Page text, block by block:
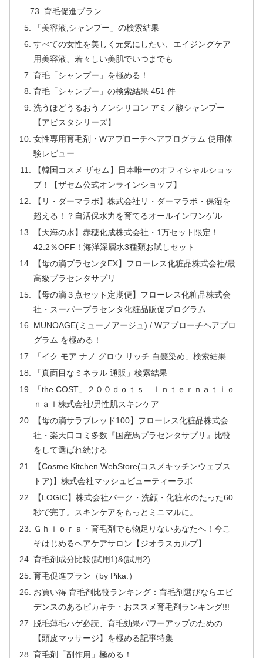
育毛促進プラン
「美容液,シャンプー」の検索結果
すべての女性を美しく元気にしたい、エイジングケア
用美容液、若々しい美肌でいつまでも
育毛「シャンプー」を極める！
育毛「シャンプー」の検索結果 451 件
洗うほどうるおうノンシリコン アミノ酸シャンプー
【アビスタシリーズ】
女性専用育毛剤・Wアプローチヘアプログラム 使用体
験レビュー
【韓国コスメ ザセム】日本唯一のオフィシャルショッ
プ！【ザセム公式オンラインショップ】
【リ・ダーマラボ】株式会社リ・ダーマラボ・保湿を
超える！？自活保水力を育てるオールインワンゲル
【天海の水】赤穂化成株式会社・1万セット限定！
42.2％OFF！海洋深層水3種類お試しセット
【母の滴プラセンタEX】フローレス化粧品株式会社/最
高級プラセンタサプリ
【母の滴３点セット定期便】フローレス化粧品株式会
社・スーパープラセンタ化粧品販促プログラム
MUNOAGE(ミューノアージュ) / Wアプローチヘアプロ
グラム を極める！
「イク モア ナノ グロウ リッチ 白髪染め」検索結果
「真面目なミネラル 通販」検索結果
「the COST」２００ｄｏｔｓ＿Ｉｎｔｅｒｎａｔｉｏ
ｎａｌ株式会社/男性肌スキンケア
【母の滴サラブレッド100】フローレス化粧品株式会
社・楽天口コミ多数『国産馬プラセンタサプリ』比較
をして選ばれ続ける
【Cosme Kitchen WebStore(コスメキッチンウェブス
トア)】株式会社マッシュビューティーラボ
【LOGIC】株式会社パーク・洗顔・化粧水のたった60
秒で完了。スキンケアをもっとミニマルに。
Ｇｈｉｏｒａ・育毛剤でも物足りないあなたへ！今こ
そはじめるヘアケアサロン【ジオラスカルプ】
育毛剤成分比較(試用1)&(試用2)
育毛促進プラン（by Pika.）
お買い得 育毛剤比較ランキング：育毛剤選びならエビ
デンスのあるピカキチ・おススメ育毛剤ランキング!!!
脱毛薄毛ハゲ必読、育毛効果パワーアップのための
【頭皮マッサージ】を極める記事特集
育毛剤「副作用」極める！